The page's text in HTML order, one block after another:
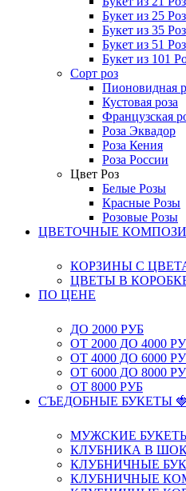
Букет из 25 Роз
Букет из 35 Роз
Букет из 51
Букет из 101
Сорт роз
Пионовидная
Кустовая роза
Французская
Роза Эквадор
Роза Кения
Роза России
Цвет Роз
Белые Розы
Красные Розы
Розовые Розы
ЦВЕТОЧНЫЕ
КОРЗИНЫ С
ЦВЕТЫ В
ПО ЦЕНЕ
ДО 2000 РУБ
ОТ 2000 ДО 4000
ОТ 4000 ДО 6000
ОТ 6000 ДО 8000
ОТ 8000 РУБ
СЪЕДОБНЫЕ БУКЕТЫ 🍓
МУЖСКИЕ
КЛУБНИКА В
КЛУБНИЧНЫЕ
КЛУБНИЧНЫЕ